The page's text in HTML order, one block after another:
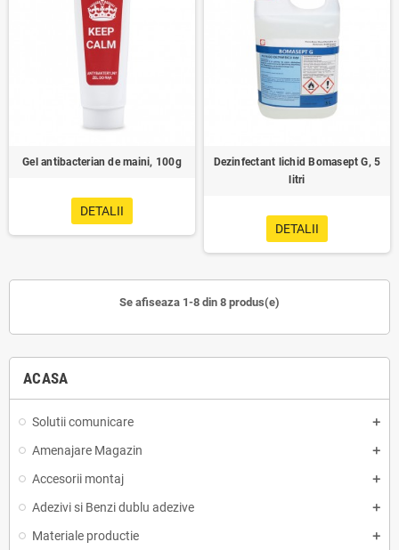
ACASA
Solutii comunicare
Amenajare Magazin
Accesorii montaj
Adezivi si Benzi dublu adezive
Materiale productie
Gel antibacterian de maini, 100g
DETALII
Dezinfectant lichid Bomasept G, 5
litri
DETALII
Se afiseaza 1-8 din 8 produs(e)